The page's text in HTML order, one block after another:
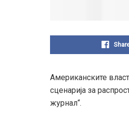
Американските
сценарија за
журнал“.